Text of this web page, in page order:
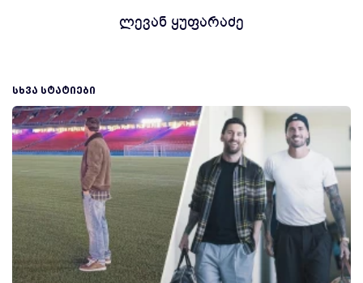
ლევან ყუფარაძე
ᲡᲮᲕᲐ ᲡᲢᲐᲢᲘᲔᲑᲘ